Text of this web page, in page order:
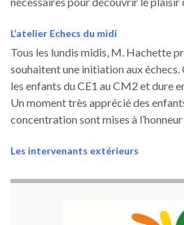
L’atelier Echecs du midi
Tous les lundis midis, M. Hachette
souhaitent une initiation aux
les enfants du CE1 au CM2 et dure
Un moment très apprécié des
concentration sont mises à l’honneur
Les intervenants extérieurs